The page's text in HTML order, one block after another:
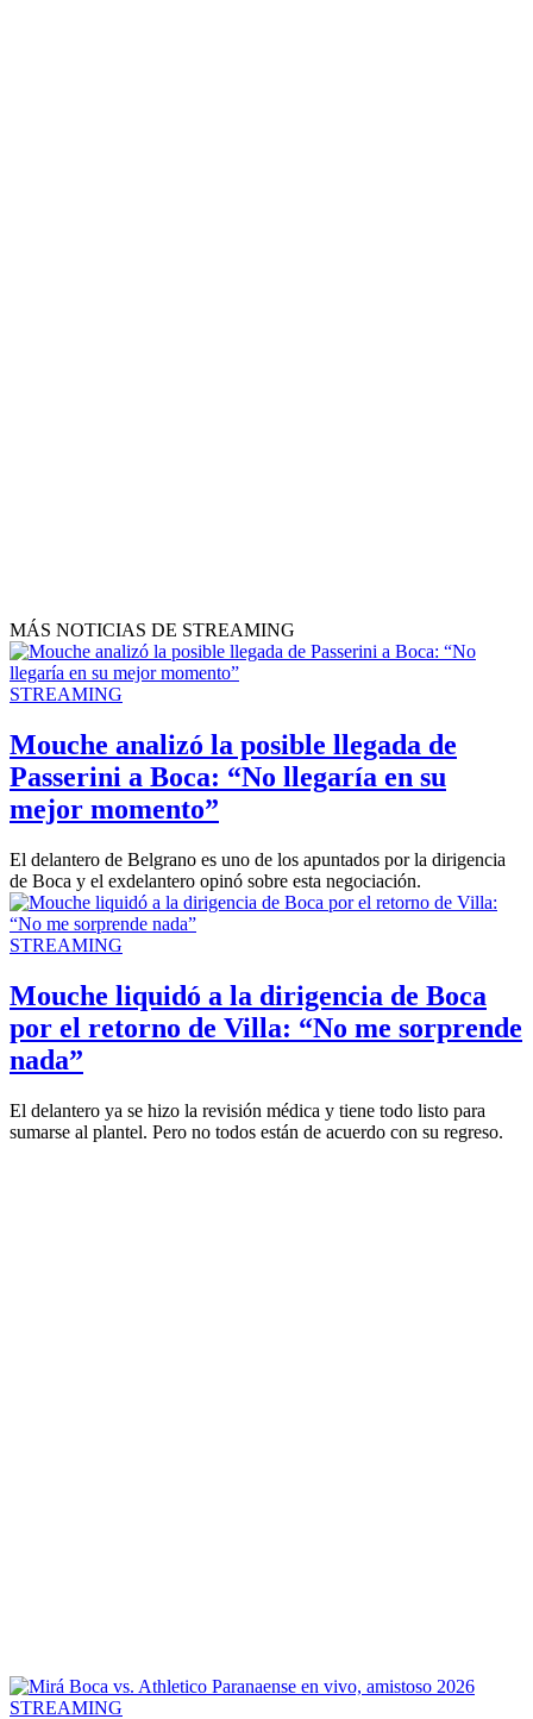
MÁS NOTICIAS DE STREAMING
STREAMING
Mouche analizó la posible llegada de
Passerini a Boca: “No llegaría en su
mejor momento”
El delantero de Belgrano es uno de los apuntados por la dirigencia
de Boca y el exdelantero opinó sobre esta negociación.
STREAMING
Mouche liquidó a la dirigencia de Boca
por el retorno de Villa: “No me sorprende
nada”
El delantero ya se hizo la revisión médica y tiene todo listo para
sumarse al plantel. Pero no todos están de acuerdo con su regreso.
STREAMING